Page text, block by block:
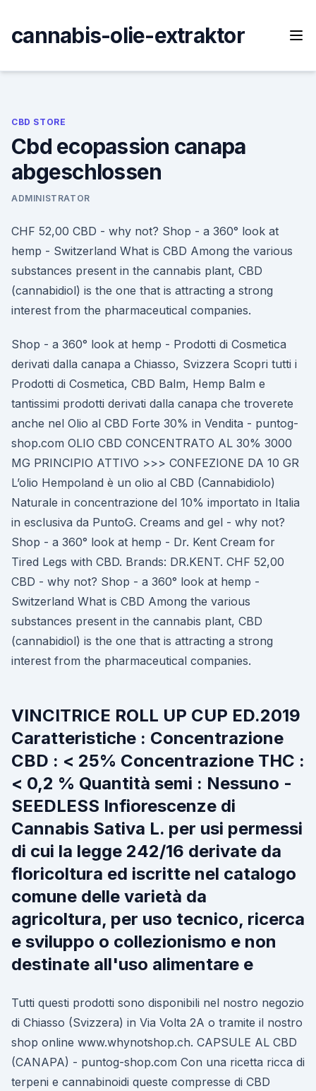
content
cannabis-olie-extraktor
CBD STORE
Cbd ecopassion canapa
abgeschlossen
ADMINISTRATOR
CHF 52,00 CBD - why not? Shop - a 360° look at
hemp - Switzerland What is CBD Among the various
substances present in the cannabis plant, CBD
(cannabidiol) is the one that is attracting a strong
interest from the pharmaceutical companies.
Shop - a 360° look at hemp - Prodotti di Cosmetica
derivati dalla canapa a Chiasso, Svizzera Scopri tutti i
Prodotti di Cosmetica, CBD Balm, Hemp Balm e
tantissimi prodotti derivati dalla canapa che troverete
anche nel Olio al CBD Forte 30% in Vendita - puntog-
shop.com OLIO CBD CONCENTRATO AL 30% 3000
MG PRINCIPIO ATTIVO >>> CONFEZIONE DA 10 GR
L’olio Hempoland è un olio al CBD (Cannabidiolo)
Naturale in concentrazione del 10% importato in Italia
in esclusiva da PuntoG. Creams and gel - why not?
Shop - a 360° look at hemp - Dr. Kent Cream for
Tired Legs with CBD. Brands: DR.KENT. CHF 52,00
CBD - why not? Shop - a 360° look at hemp -
Switzerland What is CBD Among the various
substances present in the cannabis plant, CBD
(cannabidiol) is the one that is attracting a strong
interest from the pharmaceutical companies.
VINCITRICE ROLL UP CUP ED.2019
Caratteristiche : Concentrazione
CBD : < 25% Concentrazione THC :
< 0,2 % Quantità semi : Nessuno -
SEEDLESS Infiorescenze di
Cannabis Sativa L. per usi permessi
di cui la legge 242/16 derivate da
floricoltura ed iscritte nel catalogo
comune delle varietà da
agricoltura, per uso tecnico, ricerca
e sviluppo o collezionismo e non
destinate all'uso alimentare e
Tutti questi prodotti sono disponibili nel nostro negozio
di Chiasso (Svizzera) in Via Volta 2A o tramite il nostro
shop online www.whynotshop.ch. CAPSULE AL CBD
(CANAPA) - puntog-shop.com Con una ricetta ricca di
terpeni e cannabinoidi queste compresse di CBD